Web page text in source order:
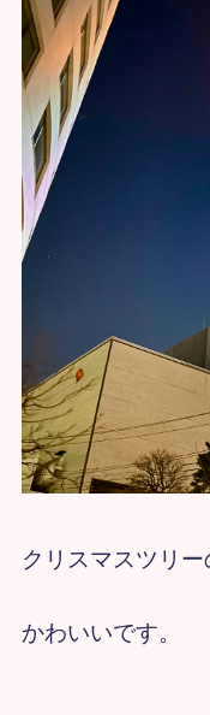
クリスマスツリー
かわいいです。